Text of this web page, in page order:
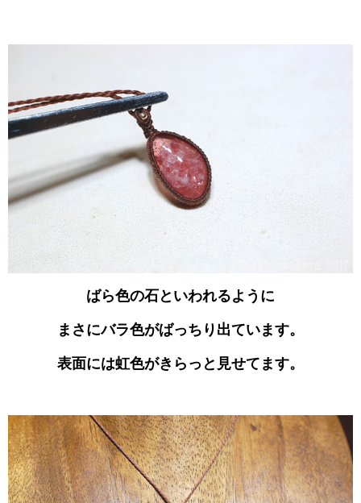
ばら色の石といわれるように
まさにバラ色がばっちり出ています。
表面には虹色がきらっと見せてます。